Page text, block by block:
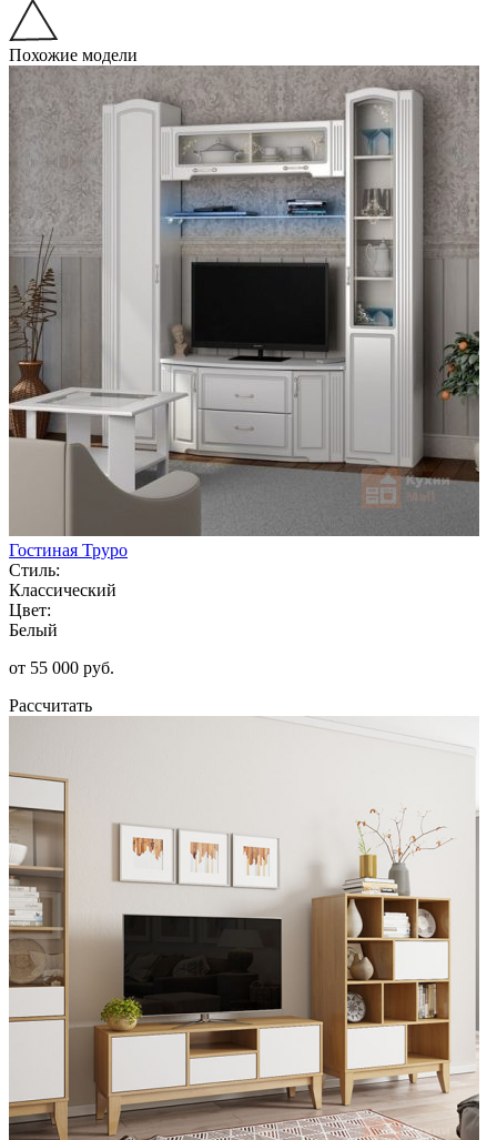
Похожие модели
Гостиная Труро
Стиль:
Классический
Цвет:
Белый
от 55 000 руб.
Рассчитать